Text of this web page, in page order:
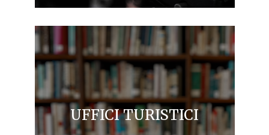
UFFICI TURISTICI